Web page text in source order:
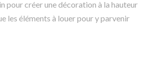
pour créer une décoration à la hauteur
les éléments à louer pour y parvenir